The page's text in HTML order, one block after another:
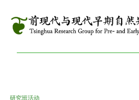
前现代与现代早期自然知识
研究班活动